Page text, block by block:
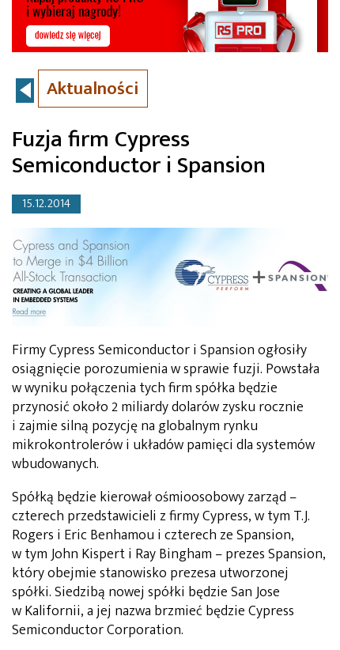
Aktualności
Fuzja firm Cypress
Semiconductor i Spansion
15.12.2014
Firmy Cypress Semiconductor i Spansion ogłosiły
osiągnięcie porozumienia w sprawie fuzji. Powstała
w wyniku połączenia tych firm spółka będzie
przynosić około 2 miliardy dolarów zysku rocznie
i zajmie silną pozycję na globalnym rynku
mikrokontrolerów i układów pamięci dla systemów
wbudowanych.
Spółką będzie kierował ośmioosobowy zarząd –
czterech przedstawicieli z firmy Cypress, w tym T.J.
Rogers i Eric Benhamou i czterech ze Spansion,
w tym John Kispert i Ray Bingham – prezes Spansion,
który obejmie stanowisko prezesa utworzonej
spółki. Siedzibą nowej spółki będzie San Jose
w Kalifornii, a jej nazwa brzmieć będzie Cypress
Semiconductor Corporation.